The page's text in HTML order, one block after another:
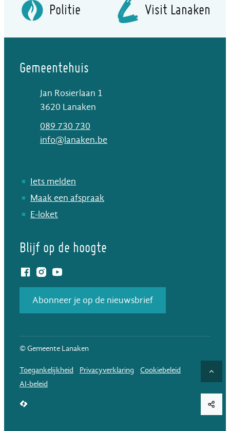
Politie Visit Lanaken
Gemeentehuis
Jan Rosierlaan 1
,3620 Lanaken
089 730 730
E-mailinfo@lanaken.be
Iets melden
Maak een afspraak
E-loket
Blijf op de hoogte
Facebook
Instagram
YouTube
Abonneer je op de nieuwsbrief
© Gemeente Lanaken
Toegankelijkheid Privacyverklaring
Cookiebeleid
AI-beleid
LCP nv 2026 © Deel